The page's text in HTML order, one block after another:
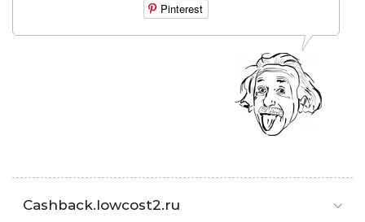
Pinterest
Cashback.lowcost2.ru